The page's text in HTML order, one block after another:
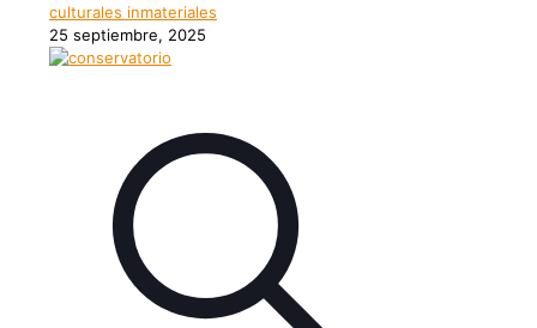
culturales inmateriales
25 septiembre, 2025